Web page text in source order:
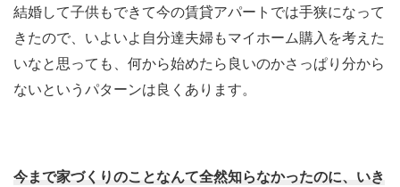
結婚して子供もできて今の賃貸アパートでは手狭になって
きたので、いよいよ自分達夫婦もマイホーム購入を考えた
いなと思っても、何から始めたら良いのかさっぱり分から
ないというパターンは良くあります。
今まで家づくりのことなんて全然知らなかったのに、いき